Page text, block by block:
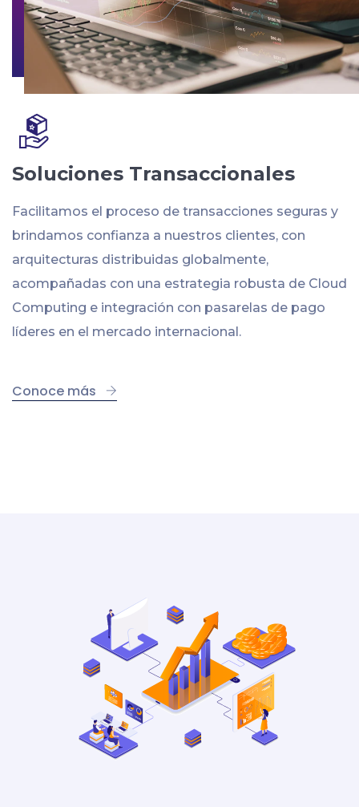
Soluciones Transaccionales
Facilitamos el proceso de transacciones seguras y
brindamos confianza a nuestros clientes, con
arquitecturas distribuidas globalmente,
acompañadas con una estrategia robusta de Cloud
Computing e integración con pasarelas de pago
líderes en el mercado internacional.
Conoce más